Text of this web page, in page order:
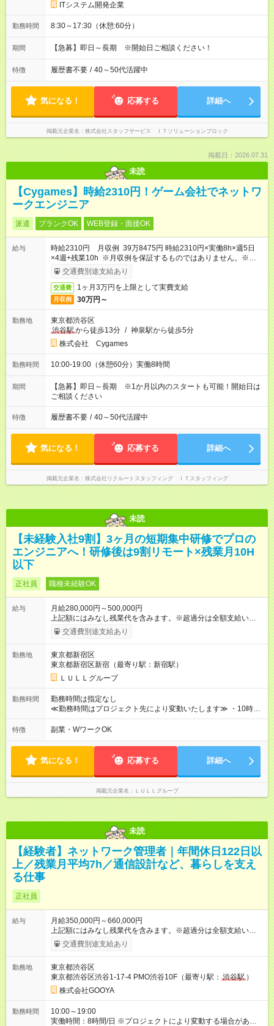
ITシステム開発企業
勤務時間 8:30～17:30（休憩:60分）
期間 【急募】即日～長期 ※開始日ご相談ください！
特徴 履歴書不要 / 40～50代活躍中
気になる！ 応募する 詳細へ
掲載元企業名 株式会社スタッフサービス ＩＴソリューションブロック
掲載日：2026.07.31
未読
【Cygames】時給2310円！ゲーム会社でネットワ
ークエンジニア
派遣 ブランクOK WEB登録・面接OK
給与
時給2310円 月収例 39万8475円 時給2310円×実働8h×週5日
×4週+残業10h ※月収例を保証するものではありません。※給与
即受取りサービス利用可（利用条件有）
交通費別途支給あり
交通費 1ヶ月3万円を上限として実費支給
月収例 30万円～
勤務地
東京都渋谷区
渋谷駅から徒歩13分 / 神泉駅から徒歩5分
株式会社 Cygames
勤務時間 10:00-19:00（休憩60分）実働8時間
期間
【急募】即日～長期 ※1か月以内のスタートも可能！開始日は
ご相談ください
特徴 履歴書不要 / 40～50代活躍中
気になる！ 応募する 詳細へ
掲載元企業名 株式会社リクルートスタッフィング ＩＴスタッフィング
未読
【未経験入社9割】3ヶ月の短期集中研修でプロの
エンジニアへ！研修後は9割リモート×残業月10H
以下
正社員 職種未経験OK
給与
月給280,000円～500,000円
上記額にはみなし残業代を含みます。※超過分は全額支給いたし
ます。 みなし残業代 15,715円／月 みなし残業時間 7.5時間／月
※経験・能力をお持ちの方は、スキルに応じて優遇いたします。
と給与に、本採用時と異なる部分があります。 雇用形態：中途
採用（契約社員） 給与：本採用時と同じです。 昇給年1回（研
修終了後） 賞与年2回（2月・8月）＋業績賞与あり ◤スキルア
ップも、収入アップも。◢ 入社後の成長や頑張りは、しっかり
給与で還元しています。 実際にほぼ全員が入社1年以内に昇給を
実現。 なかには転職後に年収250万円以上アップした社員も。
だけ、収入アップも目指せる環境です！
交通費別途支給あり
勤務地
東京都新宿区
東京都新宿区新宿（最寄り駅：新宿駅）
ＬＵＬＬグループ
勤務時間
勤務時間は指定なし
≪勤務時間はプロジェクト先により変動いたします≫ ・10時00
分～19時00分（休憩1時間） ・9時00分～18時00分（休憩1時
間） ＼平日夜も、ちゃんと「自分時間」がつくれます／ 残業は
やサウナなど、 趣味の時間を楽しむ社員も多くいます◎
特徴 副業・WワークOK
気になる！ 応募する 詳細へ
掲載元企業名 ＬＵＬＬグループ
未読
【経験者】ネットワーク管理者｜年間休日122日以
上／残業月平均7h／通信設計など、暮らしを支え
る仕事
正社員
給与
月給350,000円～660,000円
上記額にはみなし残業代を含みます。※超過分は全額支給いたし
ます。 みなし残業代 36,368円 ～ 68,538円／月 みなし残業時
間 15時間／月 【試用期間】試用期間あり 試用期間の長さ：6ヶ
試用期間があります。
交通費別途支給あり
勤務地
東京都渋谷区
東京都渋谷区渋谷1-17-4 PMO渋谷10F（最寄り駅： 渋谷駅 ）
株式会社GOOYA
勤務時間
10:00～19:00
実働時間：8時間/日 ※プロジェクトにより変動する場合がありま